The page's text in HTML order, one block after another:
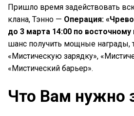
Пришло время задействовать
клана, Тэнно — Операция:
до 3 марта 14:00 по
шанс получить мощные награды,
«Мистическую зарядку»,
«Мистический барьер».
Что Вам нужно